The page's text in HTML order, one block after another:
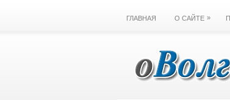
ГЛАВНАЯ О САЙТЕ »